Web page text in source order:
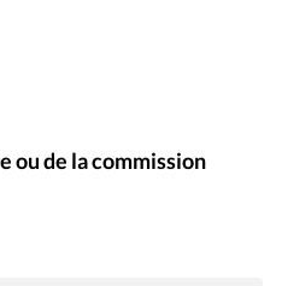
ou de la commission